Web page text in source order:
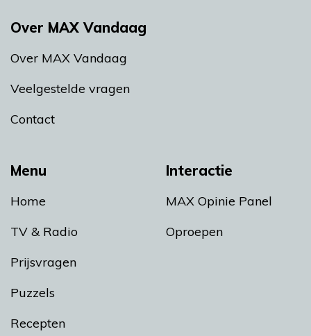
Menu
Home
TV & Radio
Prijsvragen
Puzzels
Recepten
Interactie
MAX Opinie Panel
Oproepen
Over MAX Vandaag
Over MAX Vandaag
Veelgestelde vragen
Contact